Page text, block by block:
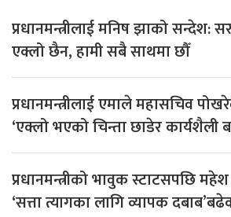
प्रधानमन्त्रीलाई मनिष झाको सन्देश:
एक्लो छैन, हामी सबै साथमा छौँ
प्रधानमन्त्रीलाई एमाले महासचिव
‘एक्लो भएको चिन्ता छाडेर कार्यशैली
प्रधानमन्त्रीको भावुक स्टाटसपछि
‘सत्ता त्यागका लागि व्यापक